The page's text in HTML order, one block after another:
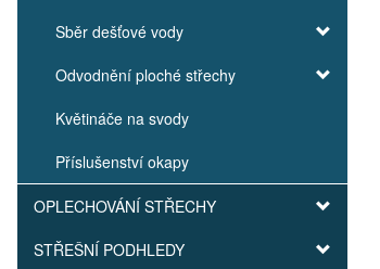
Sběr dešťové vody
Odvodnění ploché střechy
Květináče na svody
Příslušenství okapy
OPLECHOVÁNÍ STŘECHY
STŘEŠNÍ PODHLEDY